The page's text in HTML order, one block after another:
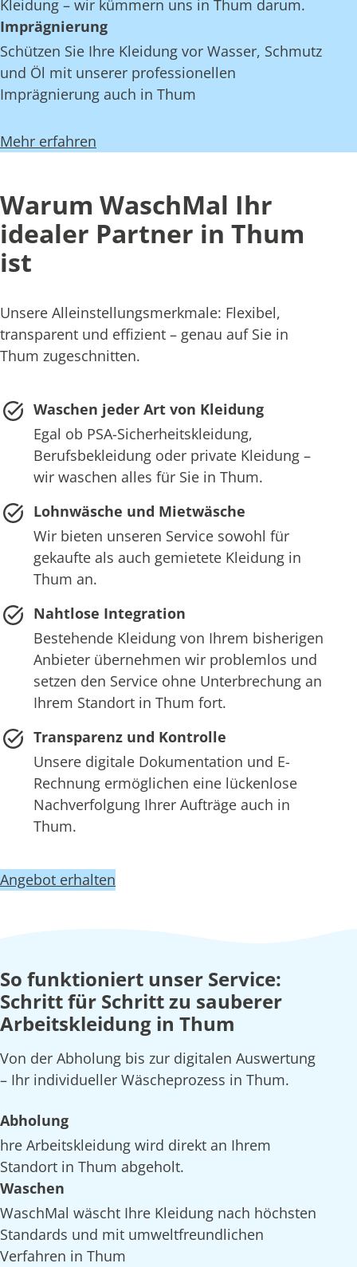
Kleidung – wir kümmern uns in Thum darum.
Imprägnierung
Schützen Sie Ihre Kleidung vor Wasser, Schmutz
und Öl mit unserer professionellen
Imprägnierung auch in Thum
Mehr erfahren
Warum WaschMal Ihr
idealer Partner in Thum
ist
Unsere Alleinstellungsmerkmale: Flexibel,
transparent und effizient – genau auf Sie in
Thum zugeschnitten.
Waschen jeder Art von Kleidung
Egal ob PSA-Sicherheitskleidung,
Berufsbekleidung oder private Kleidung –
wir waschen alles für Sie in Thum.
Lohnwäsche und Mietwäsche
Wir bieten unseren Service sowohl für
gekaufte als auch gemietete Kleidung in
Thum an.
Nahtlose Integration
Bestehende Kleidung von Ihrem bisherigen
Anbieter übernehmen wir problemlos und
setzen den Service ohne Unterbrechung an
Ihrem Standort in Thum fort.
Transparenz und Kontrolle
Unsere digitale Dokumentation und E-
Rechnung ermöglichen eine lückenlose
Nachverfolgung Ihrer Aufträge auch in
Thum.
Angebot erhalten
So funktioniert unser Service:
Schritt für Schritt zu sauberer
Arbeitskleidung in Thum
Von der Abholung bis zur digitalen Auswertung
– Ihr individueller Wäscheprozess in Thum.
Abholung
hre Arbeitskleidung wird direkt an Ihrem
Standort in Thum abgeholt.
Waschen
WaschMal wäscht Ihre Kleidung nach höchsten
Standards und mit umweltfreundlichen
Verfahren in Thum